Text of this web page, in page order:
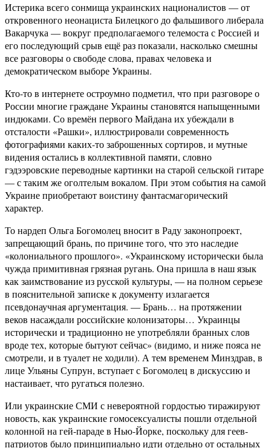
Истерика всего сонмища украинских националистов — от
откровенного неонациста Билецкого до фальшивого либерала
Вакарчука — вокруг предполагаемого телемоста с Россией и
его последующий срыв ещё раз показали, насколько смешны
все разговоры о свободе слова, правах человека и
демократическом выборе Украины.
Кто-то в интернете остроумно подметил, что при разговоре о
России многие граждане Украины становятся напыщенными
индюками. Со времён первого Майдана их убеждали в
отсталости «Рашки», иллюстрировали современность
фотографиями каких-то заброшенных сортиров, и мутные
видения остались в коллективной памяти, словно
гэдээровские переводные картинки на старой сельской гитаре
— с таким же оголтелым вокалом. При этом события на самой
Украине приобретают воистину фантасмагорический
характер.
То нардеп Ольга Богомолец вносит в Раду законопроект,
запрещающий брань, по причине того, что это наследие
«колониального прошлого». «Украинскому исторически была
чужда примитивная грязная ругань. Она пришла в наш язык
как заимствование из русской культуры, — на полном серьезе
в пояснительной записке к документу излагается
псевдонаучная аргументация. — Брань… на протяжении
веков насаждали российские колонизаторы… Украинцы
исторически и традиционно не употребляли бранных слов
вроде тех, которые бытуют сейчас» (видимо, и ниже пояса не
смотрели, и в туалет не ходили). А тем временем Минздрав, в
лице Ульяны Супрун, вступает с Богомолец в дискуссию и
настаивает, что ругаться полезно.
Или украинские СМИ с невероятной гордостью тиражируют
новость, как украинские гомосексуалисты пошли отдельной
колонной на гей-параде в Нью-Йорке, поскольку для геев-
патриотов было принципиально идти отдельно от остальных